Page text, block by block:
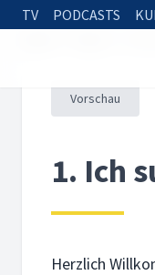
TV PODCASTS
Vorschau
1. Ich
Herzlich